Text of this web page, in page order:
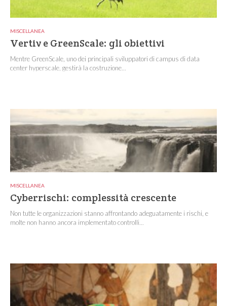
MISCELLANEA
Vertiv e GreenScale: gli obiettivi
Mentre GreenScale, uno dei principali sviluppatori di campus di data
center hyperscale, gestirà la costruzione...
MISCELLANEA
Cyberrischi: complessità crescente
Non tutte le organizzazioni stanno affrontando adeguatamente i rischi, e
molte non hanno ancora implementato controlli...